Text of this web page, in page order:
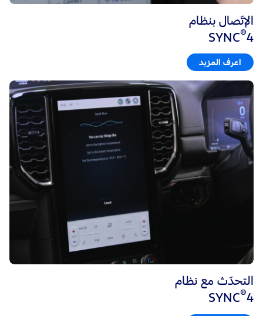
الإتّصال بنظام
SYNC®4
اعرف المزيد
التحدّث مع نظام
SYNC®4